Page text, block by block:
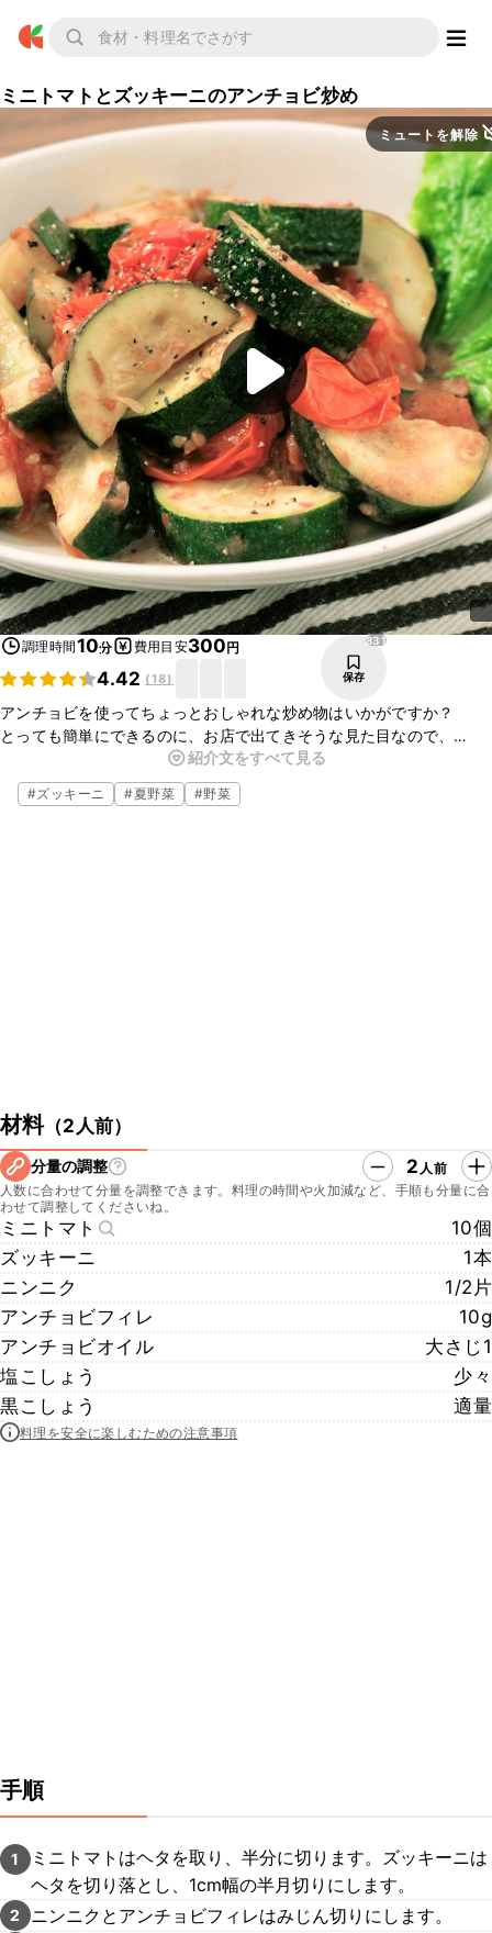
ミニトマトとズッキーニのアンチョビ炒め
ミュートを解除
調理時間10分 費用目安300円
4.42 (18)
831
保存
アンチョビを使ってちょっとおしゃれな炒め物はいかがですか？
とっても簡単にできるのに、お店で出てきそうな見た目なので、
ちょっとしたパーティーメニューにも。
濃いめに塩こしょうを振れば、パスタソースとしてもアレンジできま
すよ。
紹介文をすべて見る
#ズッキーニ #夏野菜 #野菜
材料（2人前）
分量の調整 2 人前
人数に合わせて分量を調整できます。料理の時間や火加減など、手順も分量に合
わせて調整してくださいね。
ミニトマト
10個
ズッキーニ
1本
ニンニク
1/2片
アンチョビフィレ
10g
アンチョビオイル
大さじ1
塩こしょう
少々
黒こしょう
適量
料理を安全に楽しむための注意事項
手順
1
ミニトマトはヘタを取り、半分に切ります。ズッキーニは
ヘタを切り落とし、1cm幅の半月切りにします。
2 ニンニクとアンチョビフィレはみじん切りにします。